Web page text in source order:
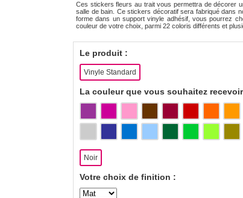
Ces stickers fleurs au trait vous permettra de décorer
salle de bain. Ce stickers décoratif sera fabriqué dans
forme dans un support vinyle adhésif, vous pourrez
couleur de votre choix, parmi 22 coloris différents et
Le produit :
Vinyle Standard
La couleur que vous souhaitez
Noir
Votre choix de finition :